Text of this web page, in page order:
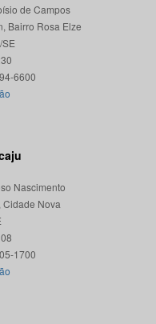
de Campos
Bairro Rosa Elze
Nascimento
Cidade Nova